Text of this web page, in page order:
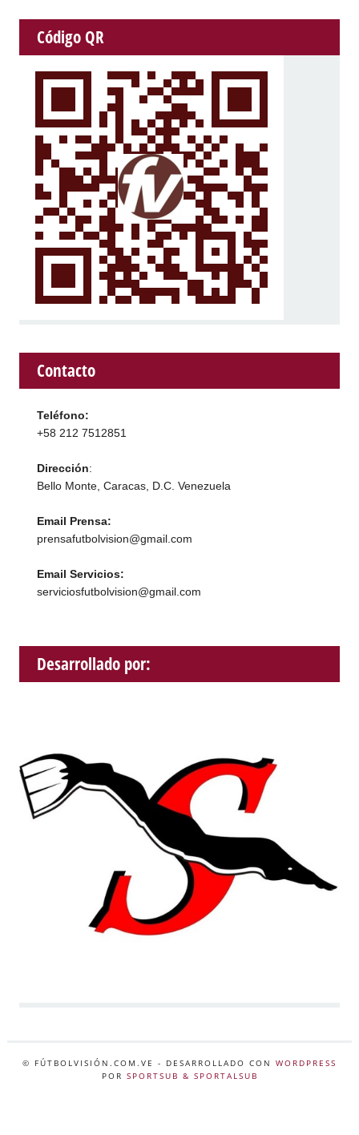
Código QR
Contacto
Teléfono:
+58 212 7512851
Dirección:
Bello Monte, Caracas, D.C. Venezuela
Email Prensa:
prensafutbolvision@gmail.com
Email Servicios:
serviciosfutbolvision@gmail.com
Desarrollado por:
© FÚTBOLVISIÓN.COM.VE - DESARROLLADO CON WORDPRESS
POR SPORTSUB & SPORTALSUB